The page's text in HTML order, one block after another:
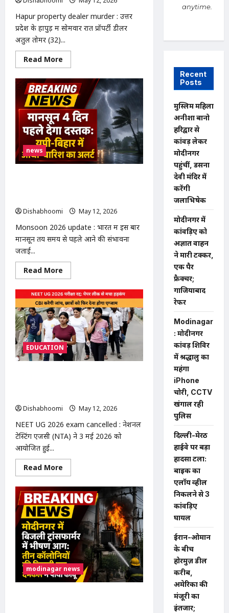
उम्र
ली
अंतिम
सांस,
पत्नी
Hapur property dealer murder : उत्तर
प्रदेश के हापुड़ में सोमवार रात प्रॉपर्टी डीलर
अतुल तोमर (32)...
Read More
more
Hapur
property
dealer
murder
:
BJP
नेता
समेत
8
पर
FIR,
मां
बोलीं-
संस्कार
news
Dishabhoomi
May 12, 2026
Monsoon 2026 update : भारत में इस बार
मानसून तय समय से पहले आने की संभावना
जताई...
Read More
more
Monsoon
2026
update
:
मानसून
4
दिन
पहले
देगा
दस्तक:
यूपी-
अलर्ट,
राजस्थान
में
पारा
47°C
पार
EDUCATION
Dishabhoomi
May 12, 2026
NEET UG 2026 exam cancelled : नेशनल
टेस्टिंग एजेंसी (NTA) ने 3 मई 2026 को
आयोजित हुई...
Read More
more
NEET
UG
2026
exam
cancelled:
पेपर
लीक
के
शक
पर
बड़ा
फैसला,
23
लाख
modinagar news
anytime.
Recent
Posts
मुस्लिम महिला
अनीशा बानो
हरिद्वार से
कांवड़ लेकर
मोदीनगर
पहुंचीं, डसना
देवी मंदिर में
करेंगी
जलाभिषेक
मोदीनगर में
कांवड़िए को
अज्ञात वाहन
ने मारी टक्कर,
एक पैर
फ्रैक्चर;
गाजियाबाद
रेफर
Modinagar
: मोदीनगर
कांवड़ शिविर
में श्रद्धालु का
महंगा
iPhone
चोरी, CCTV
खंगाल रही
पुलिस
दिल्ली-मेरठ
हाईवे पर बड़ा
हादसा टला:
बाइक का
एलॉय व्हील
निकलने से 3
कांवड़िए
घायल
ईरान-ओमान
के बीच
होरमुज़ डील
करीब,
अमेरिका की
मंजूरी का
इंतजार;